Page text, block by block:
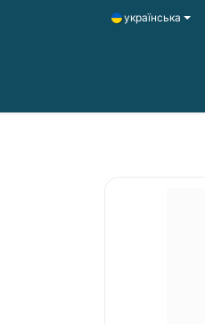
українська